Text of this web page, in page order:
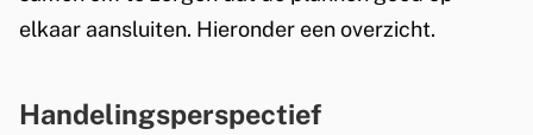
elkaar aansluiten. Hieronder een overzicht.
Handelingsperspectief